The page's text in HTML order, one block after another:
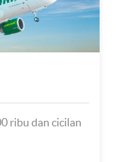
ribu dan cicilan